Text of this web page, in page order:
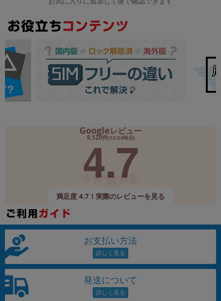
Googleレビュー
9,520件(12/24時点)
4.7
満足度 4.7！実際のレビューを見る
お支払い方法
発送について